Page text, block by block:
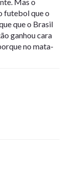
futebol que o
que o Brasil
ganhou cara
no mata-